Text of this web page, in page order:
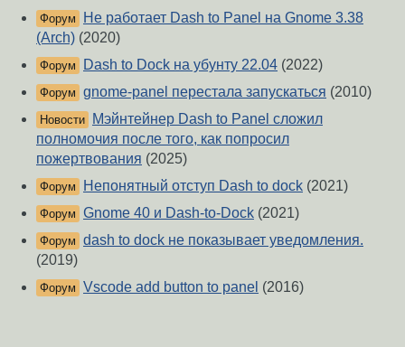
Форум
Не работает Dash to Panel на Gnome 3.38
(Arch) (2020)
Форум Dash to Dock на убунту 22.04 (2022)
Форум gnome-panel перестала запускаться (2010)
Новости
Мэйнтейнер Dash to Panel сложил
полномочия после того, как попросил
пожертвования (2025)
Форум Непонятный отступ Dash to dock (2021)
Форум Gnome 40 и Dash-to-Dock (2021)
Форум dash to dock не показывает уведомления.
(2019)
Форум Vscode add button to panel (2016)